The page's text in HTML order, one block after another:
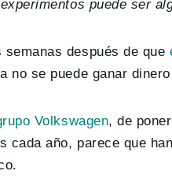
puede ser
después de que
no se puede ganar
Volkswagen, de
cada año, parece que